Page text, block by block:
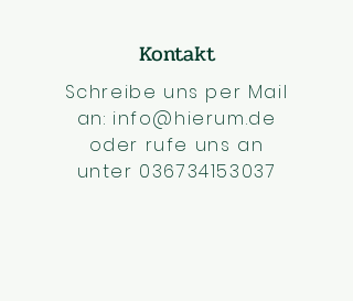
Kontakt
Schreibe uns per Mail
an: info@hierum.de
oder rufe uns an
unter 036734153037